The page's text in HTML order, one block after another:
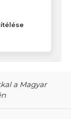
a Magyar